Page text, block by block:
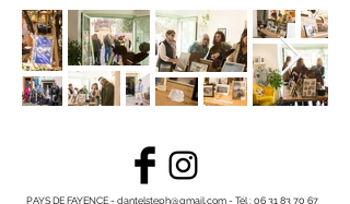
PAYS DE FAYENCE - dantelsteph@gmail.com - Tél : 06 31 83 70 67